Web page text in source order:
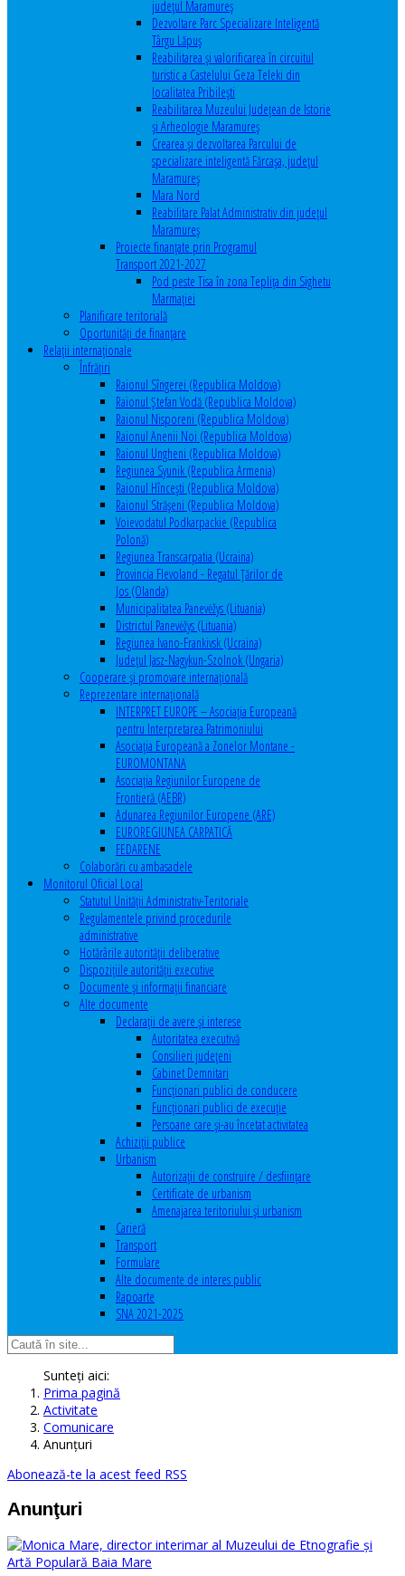
județul Maramureș
Dezvoltare Parc Specializare Inteligentă
Târgu Lăpuș
Reabilitarea și valorificarea în circuitul
turistic a Castelului Geza Teleki din
localitatea Pribilești
Reabilitarea Muzeului Județean de Istorie
și Arheologie Maramureș
Crearea și dezvoltarea Parcului de
specializare inteligentă Fărcașa, județul
Maramureș
Mara Nord
Reabilitare Palat Administrativ din județul
Maramureș
Proiecte finanțate prin Programul
Transport 2021-2027
Pod peste Tisa în zona Teplița din Sighetu
Marmației
Planificare teritorială
Oportunităţi de finanţare
Relaţii internaţionale
Înfrăţiri
Raionul Sîngerei (Republica Moldova)
Raionul Ștefan Vodă (Republica Moldova)
Raionul Nisporeni (Republica Moldova)
Raionul Anenii Noi (Republica Moldova)
Raionul Ungheni (Republica Moldova)
Regiunea Syunik (Republica Armenia)
Raionul Hîncești (Republica Moldova)
Raionul Străşeni (Republica Moldova)
Voievodatul Podkarpackie (Republica
Polonă)
Regiunea Transcarpatia (Ucraina)
Provincia Flevoland - Regatul Ţărilor de
Jos (Olanda)
Municipalitatea Panevėžys (Lituania)
Districtul Panevėžys (Lituania)
Regiunea Ivano-Frankivsk (Ucraina)
Judeţul Jasz-Nagykun-Szolnok (Ungaria)
Cooperare şi promovare internaţională
Reprezentare internaţională
INTERPRET EUROPE – Asociația Europeană
pentru Interpretarea Patrimoniului
Asociația Europeană a Zonelor Montane -
EUROMONTANA
Asociația Regiunilor Europene de
Frontieră (AEBR)
Adunarea Regiunilor Europene (ARE)
EUROREGIUNEA CARPATICĂ
FEDARENE
Colaborări cu ambasadele
Monitorul Oficial Local
Statutul Unităţii Administrativ-Teritoriale
Regulamentele privind procedurile
administrative
Hotărârile autorităţii deliberative
Dispoziţiile autorităţii executive
Documente şi informaţii financiare
Alte documente
Declaraţii de avere şi interese
Autoritatea executivă
Consilieri judeţeni
Cabinet Demnitari
Funcţionari publici de conducere
Funcționari publici de execuție
Persoane care şi-au încetat activitatea
Achiziţii publice
Urbanism
Autorizații de construire / desființare
Certificate de urbanism
Amenajarea teritoriului şi urbanism
Carieră
Transport
Formulare
Alte documente de interes public
Rapoarte
SNA 2021-2025
Sunteți aici:
Prima pagină
Activitate
Comunicare
Anunţuri
Abonează-te la acest feed RSS
Anunţuri